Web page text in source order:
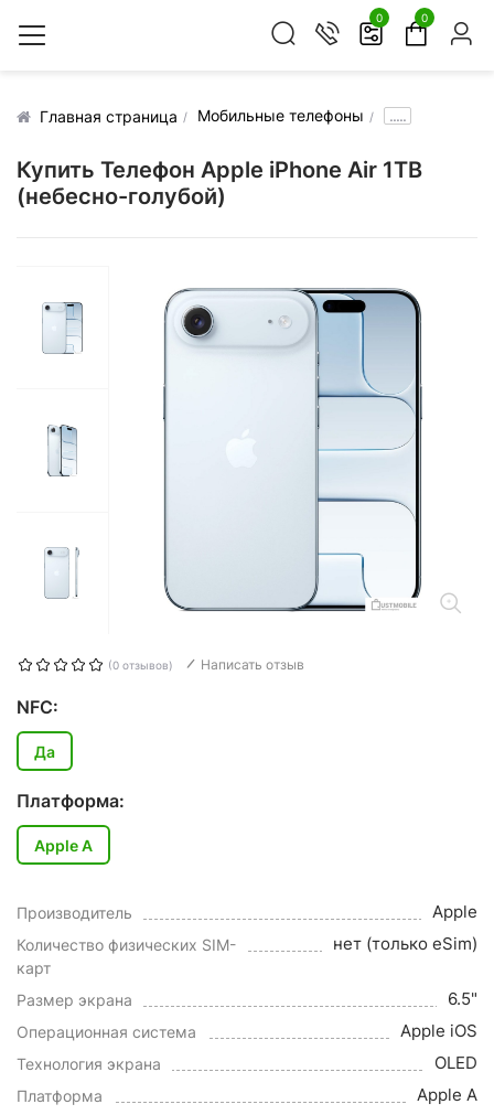
0 0
Главная страница Мобильные телефоны .....
Купить Телефон Apple iPhone Air 1TB
(небесно-голубой)
(0 отзывов) Написать отзыв
NFC:
Да
Платформа:
Apple A
Производитель Apple
Количество физических SIM-
карт
нет (только eSim)
Размер экрана 6.5"
Операционная система Apple iOS
Технология экрана OLED
Платформа Apple A